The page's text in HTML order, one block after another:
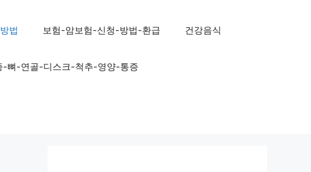
법 보험-암보험-신청-방법-환급 건강음식
-뼈-연골-디스크-척추-영양-통증